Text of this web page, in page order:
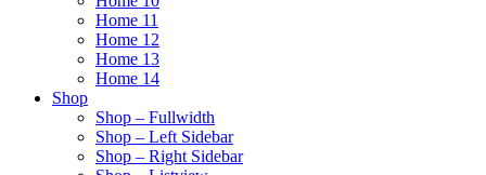
Home 11
Home 12
Home 13
Home 14
Shop
Shop – Fullwidth
Shop – Left Sidebar
Shop – Right Sidebar